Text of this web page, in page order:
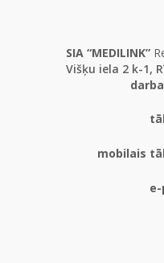
SIA “MEDILINK”
Višķu iela 2 k-1,
mobilais